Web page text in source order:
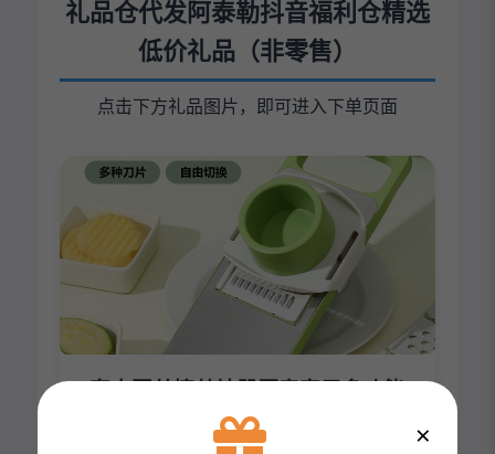
礼品仓代发阿泰勒抖音福利仓精选
低价礼品（非零售）
点击下方礼品图片，即可进入下单页面
1套土豆丝擦丝神器厨房家用多功能
切菜刨丝刮丝切丝器切片擦子插菜板
×